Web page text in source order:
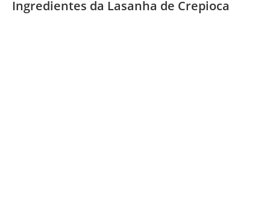
Ingredientes da Lasanha de Crepioca